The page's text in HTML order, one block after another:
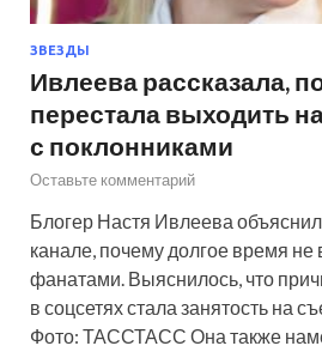
ЗВЕЗДЫ
Ивлеева рассказала,
перестала выходить
с поклонниками
Оставьте комментарий
Блогер Настя Ивлеева
канале, почему долгое время не
фанатами. Выяснилось, что
в соцсетях стала занятость на
Фото: ТАССТАСС Она также